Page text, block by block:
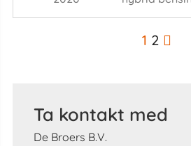
1 2
Ta kontakt med
De Broers B.V.